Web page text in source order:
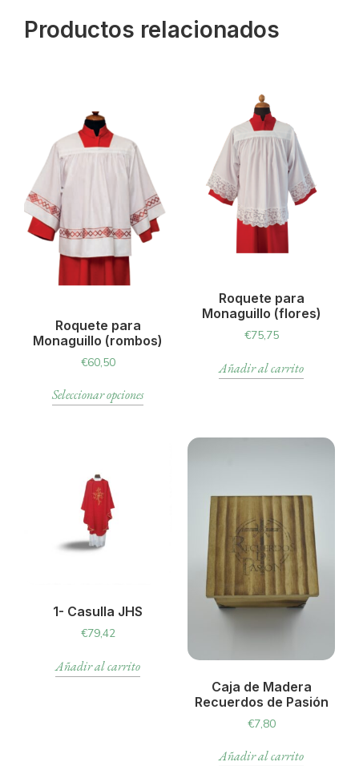
Productos relacionados
Roquete para
Monaguillo (rombos)
€60,50
Seleccionar opciones
Roquete para
Monaguillo (flores)
€75,75
Añadir al carrito
1- Casulla JHS
€79,42
Añadir al carrito
Caja de Madera
Recuerdos de Pasión
€7,80
Añadir al carrito